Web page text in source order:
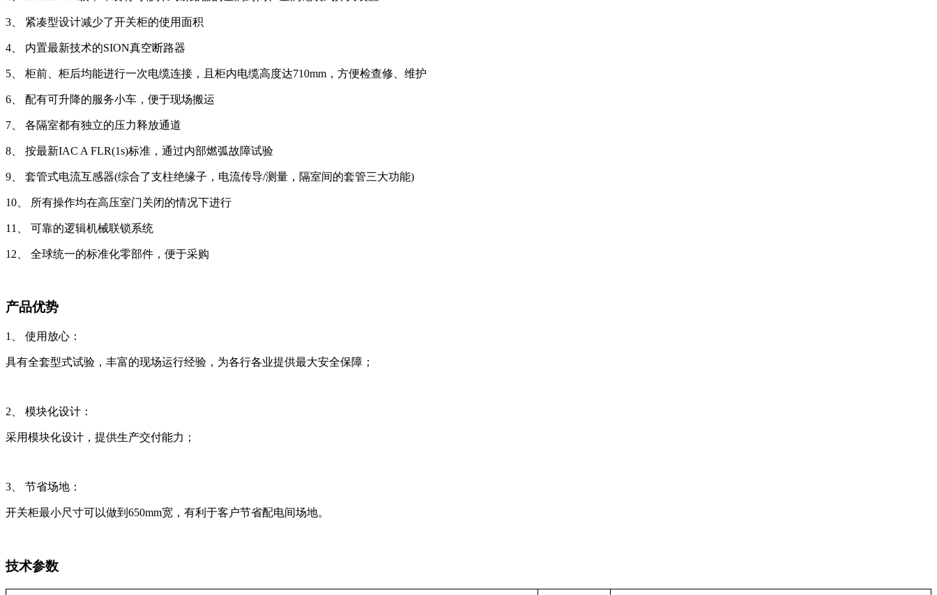
3、 紧凑型设计减少了开关柜的使用面积
4、 内置最新技术的SION真空断路器
5、 柜前、柜后均能进行一次电缆连接，且柜内电缆高度达710mm，方便检查修、维护
6、 配有可升降的服务小车，便于现场搬运
7、 各隔室都有独立的压力释放通道
8、 按最新IAC A FLR(1s)标准，通过内部燃弧故障试验
9、 套管式电流互感器(综合了支柱绝缘子，电流传导/测量，隔室间的套管三大功能)
10、 所有操作均在高压室门关闭的情况下进行
11、 可靠的逻辑机械联锁系统
12、 全球统一的标准化零部件，便于采购
产品优势
1、 使用放心：
具有全套型式试验，丰富的现场运行经验，为各行各业提供最大安全保障；
2、 模块化设计：
采用模块化设计，提供生产交付能力；
3、 节省场地：
开关柜最小尺寸可以做到650mm宽，有利于客户节省配电间场地。
技术参数